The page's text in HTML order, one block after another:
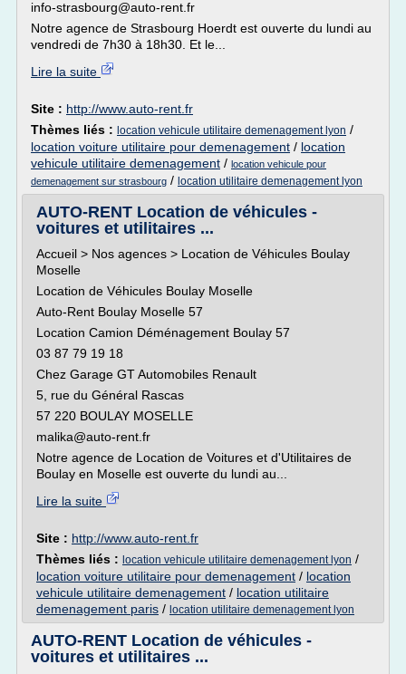
info-strasbourg@auto-rent.fr
Notre agence de Strasbourg Hoerdt est ouverte du lundi au
vendredi de 7h30 à 18h30. Et le...
Lire la suite
Site : http://www.auto-rent.fr
Thèmes liés : location vehicule utilitaire demenagement lyon /
location voiture utilitaire pour demenagement / location
vehicule utilitaire demenagement / location vehicule pour
demenagement sur strasbourg / location utilitaire demenagement lyon
AUTO-RENT Location de véhicules -
voitures et utilitaires ...
Accueil > Nos agences > Location de Véhicules Boulay
Moselle
Location de Véhicules Boulay Moselle
Auto-Rent Boulay Moselle 57
Location Camion Déménagement Boulay 57
03 87 79 19 18
Chez Garage GT Automobiles Renault
5, rue du Général Rascas
57 220 BOULAY MOSELLE
malika@auto-rent.fr
Notre agence de Location de Voitures et d'Utilitaires de
Boulay en Moselle est ouverte du lundi au...
Lire la suite
Site : http://www.auto-rent.fr
Thèmes liés : location vehicule utilitaire demenagement lyon /
location voiture utilitaire pour demenagement / location
vehicule utilitaire demenagement / location utilitaire
demenagement paris / location utilitaire demenagement lyon
AUTO-RENT Location de véhicules -
voitures et utilitaires ...